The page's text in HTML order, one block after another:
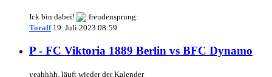
Ick bin dabei!
Toralf 19. Juli 2023 08:59
P - FC Viktoria 1889 Berlin vs BFC Dynamo
yeahhhh. läuft wieder der Kalender